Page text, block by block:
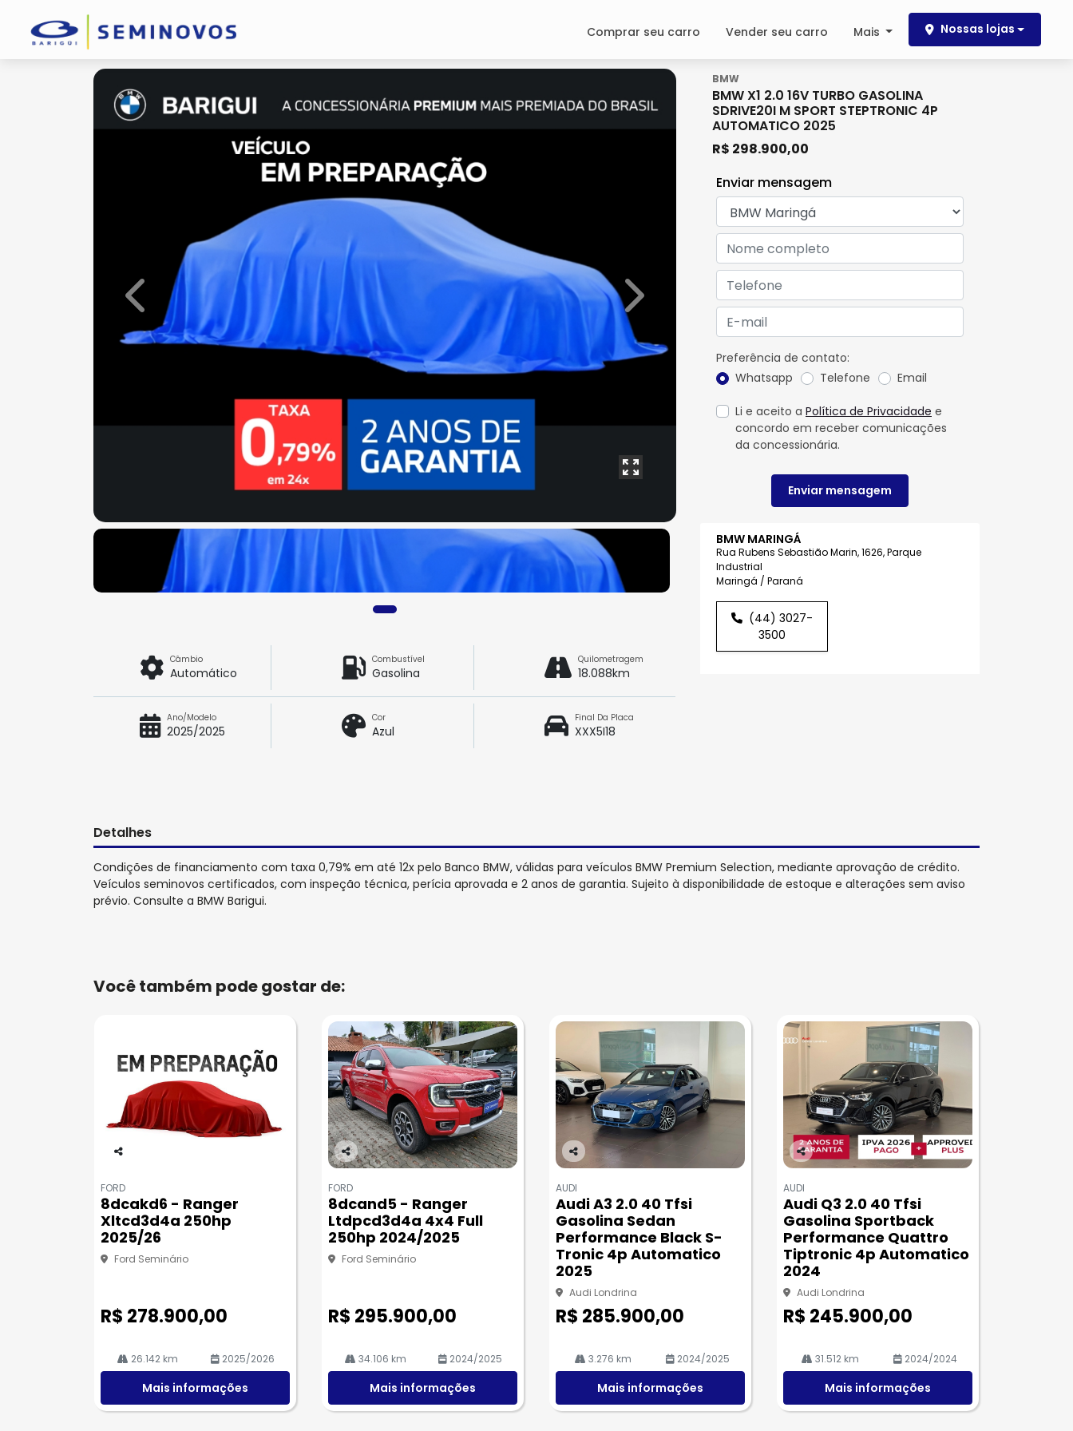
Comprar seu carro Vender seu carro Mais Nossas lojas
BMW
BMW X1 2.0 16V TURBO GASOLINA
SDRIVE20I M SPORT STEPTRONIC 4P
AUTOMATICO 2025
R$ 298.900,00
BMW MARINGÁ
Rua Rubens Sebastião Marin, 1626, Parque
Industrial
Maringá / Paraná
(44) 3027-
3500
Enviar mensagem
Preferência de contato:
Whatsapp
Telefone Email
Li e aceito a Política de Privacidade e
concordo em receber comunicações
da concessionária.
Enviar mensagem
Previous Next
Câmbio
Automático
Combustível
Gasolina
Quilometragem
18.088km
Ano/Modelo
2025/2025
Cor
Azul
Final Da Placa
XXX5I18
Detalhes
Condições de financiamento com taxa 0,79% em até 12x pelo Banco BMW, válidas para veículos BMW Premium Selection, mediante aprovação de crédito.
Veículos seminovos certificados, com inspeção técnica, perícia aprovada e 2 anos de garantia. Sujeito à disponibilidade de estoque e alterações sem aviso
prévio. Consulte a BMW Barigui.
Você também pode gostar de:
pa
rtil
he
FORD
8dcakd6 - Ranger
Xltcd3d4a 250hp
2025/26
Ford Seminário
R$ 278.900,00
26.142 km 2025/2026
Mais informações
Co
pa
rtil
he
FORD
8dcand5 - Ranger
Ltdpcd3d4a 4x4 Full
250hp 2024/2025
Ford Seminário
R$ 295.900,00
34.106 km 2024/2025
Mais informações
Co
pa
rtil
he
AUDI
Audi A3 2.0 40 Tfsi
Gasolina Sedan
Performance Black S-
Tronic 4p Automatico
2025
Audi Londrina
R$ 285.900,00
3.276 km 2024/2025
Mais informações
Co
pa
rtil
he
AUDI
Audi Q3 2.0 40 Tfsi
Gasolina Sportback
Performance Quattro
Tiptronic 4p Automatico
2024
Audi Londrina
R$ 245.900,00
31.512 km 2024/2024
Mais informações